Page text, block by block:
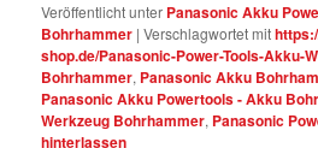
Veröffentlicht unter Panasonic Akku
Bohrhammer |Verschlagwortet mit
shop.de/Panasonic-Power-Tools-Akku-
Bohrhammer, Panasonic Akku
Panasonic Akku Powertools - Akku
Werkzeug Bohrhammer, Panasonic
hinterlassen